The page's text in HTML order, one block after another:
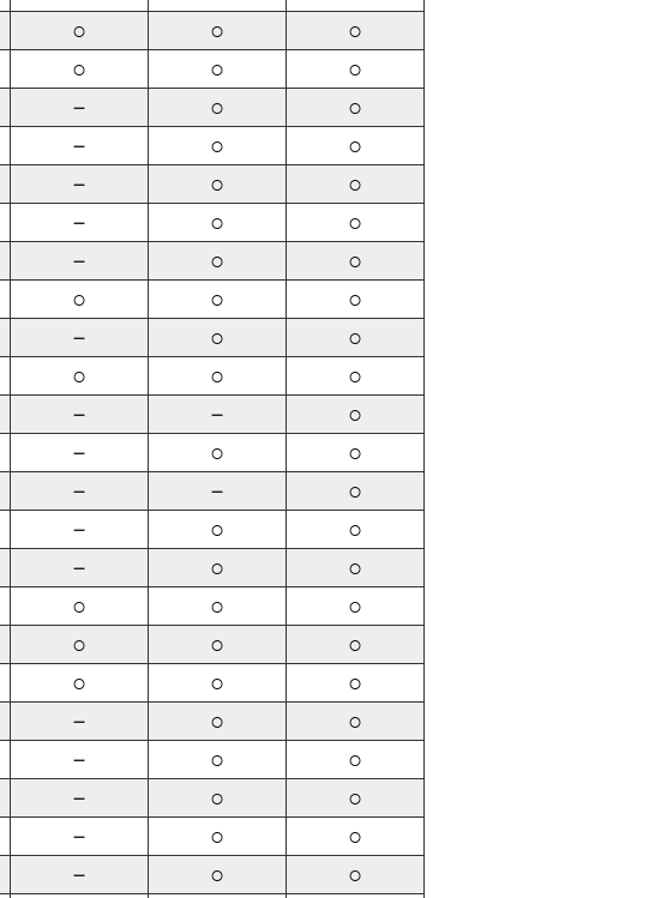
○ ○ ○
○ ○ ○
－ ○ ○
－ ○ ○
－ ○ ○
－ ○ ○
－ ○ ○
○ ○ ○
－ ○ ○
○ ○ ○
－ － ○
－ ○ ○
－ － ○
－ ○ ○
－ ○ ○
○ ○ ○
○ ○ ○
○ ○ ○
－ ○ ○
－ ○ ○
－ ○ ○
－ ○ ○
－ ○ ○